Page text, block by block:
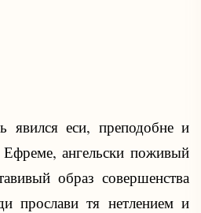
явился еси, преподобне и
ангельски поживый
образ совершенства
прослави тя нетлением и